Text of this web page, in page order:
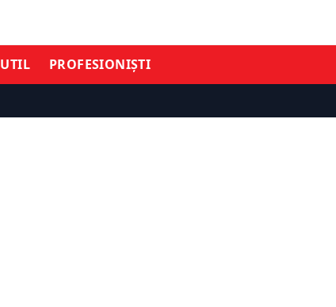
PROFESIONIȘTI